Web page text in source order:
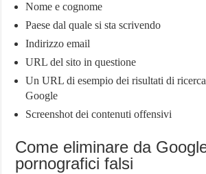
Nome e cognome
Paese dal quale si sta scrivendo
Indirizzo email
URL del sito in questione
Un URL di esempio dei risultati di
Google
Screenshot dei contenuti offensivi
Come eliminare da
pornografici falsi